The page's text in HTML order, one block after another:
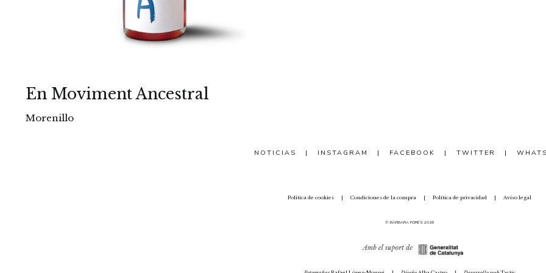
En Moviment Ancestral
Morenillo
NOTICIAS | INSTAGRAM | FACEBOOK | TWITTER |
Política de cookies | Condiciones de la compra | Política de privacidad | Avíso legal
© BÀRBARA FORÉS 2018